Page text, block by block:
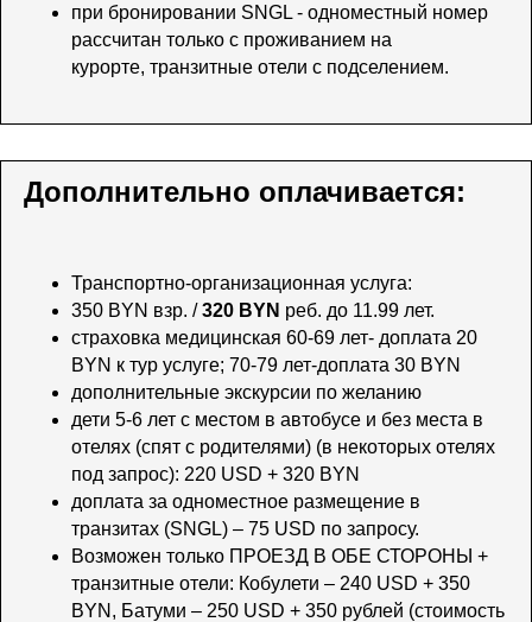
при бронировании SNGL - одноместный номер
рассчитан только с проживанием на
курорте, транзитные отели с подселением.
Дополнительно оплачивается:
Транспортно-организационная услуга:
350 BYN взр. /320 BYN реб. до 11.99 лет.
страховка медицинская 60-69 лет- доплата 20
BYN к тур услуге; 70-79 лет-доплата 30 BYN
дополнительные экскурсии по желанию
дети 5-6 лет с местом в автобусе и без места в
отелях (спят с родителями) (в некоторых отелях
под запрос): 220 USD + 320 BYN
доплата за одноместное размещение в
транзитах (SNGL) – 75 USD по запросу.
Возможен только ПРОЕЗД В ОБЕ СТОРОНЫ +
транзитные отели: Кобулети – 240 USD + 350
BYN, Батуми – 250 USD + 350 рублей (стоимость